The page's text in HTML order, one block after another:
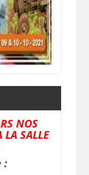
NOS
LA SALLE
: